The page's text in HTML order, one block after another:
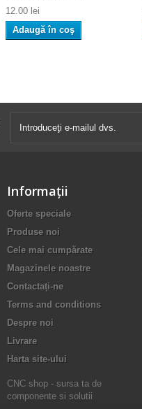
12.00 lei
Adaugă în coş
Informaţii
Oferte speciale
Produse noi
Cele mai cumpărate
Magazinele noastre
Contactați-ne
Terms and conditions
Despre noi
Livrare
Harta site-ului
CNC shop - sursa ta de
componente si solutii